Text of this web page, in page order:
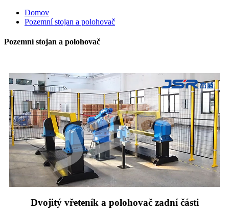
Domov
Pozemní stojan a polohovač
Pozemní stojan a polohovač
Dvojitý vřeteník a polohovač zadní části